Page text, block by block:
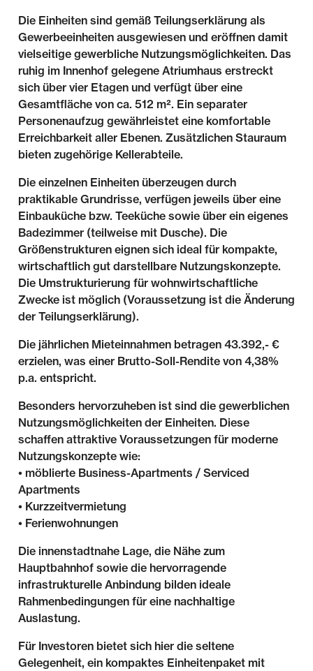
Die Einheiten sind gemäß Teilungserklärung als
Gewerbeeinheiten ausgewiesen und eröffnen damit
vielseitige gewerbliche Nutzungsmöglichkeiten. Das
ruhig im Innenhof gelegene Atriumhaus erstreckt
sich über vier Etagen und verfügt über eine
Gesamtfläche von ca. 512 m². Ein separater
Personenaufzug gewährleistet eine komfortable
Erreichbarkeit aller Ebenen. Zusätzlichen Stauraum
bieten zugehörige Kellerabteile.
Die einzelnen Einheiten überzeugen durch
praktikable Grundrisse, verfügen jeweils über eine
Einbauküche bzw. Teeküche sowie über ein eigenes
Badezimmer (teilweise mit Dusche). Die
Größenstrukturen eignen sich ideal für kompakte,
wirtschaftlich gut darstellbare Nutzungskonzepte.
Die Umstrukturierung für wohnwirtschaftliche
Zwecke ist möglich (Voraussetzung ist die Änderung
der Teilungserklärung).
Die jährlichen Mieteinnahmen betragen 43.392,- €
erzielen, was einer Brutto-Soll-Rendite von 4,38%
p.a. entspricht.
Besonders hervorzuheben ist sind die gewerblichen
Nutzungsmöglichkeiten der Einheiten. Diese
schaffen attraktive Voraussetzungen für moderne
Nutzungskonzepte wie:
• möblierte Business-Apartments / Serviced
Apartments
• Kurzzeitvermietung
• Ferienwohnungen
Die innenstadtnahe Lage, die Nähe zum
Hauptbahnhof sowie die hervorragende
infrastrukturelle Anbindung bilden ideale
Rahmenbedingungen für eine nachhaltige
Auslastung.
Für Investoren bietet sich hier die seltene
Gelegenheit, ein kompaktes Einheitenpaket mit